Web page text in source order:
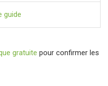
guide
gratuite pour confirmer les